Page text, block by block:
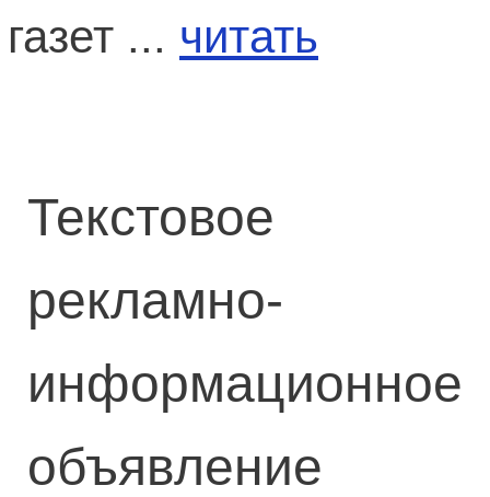
газет ... читать
Текстовое
рекламно-
информационное
объявление